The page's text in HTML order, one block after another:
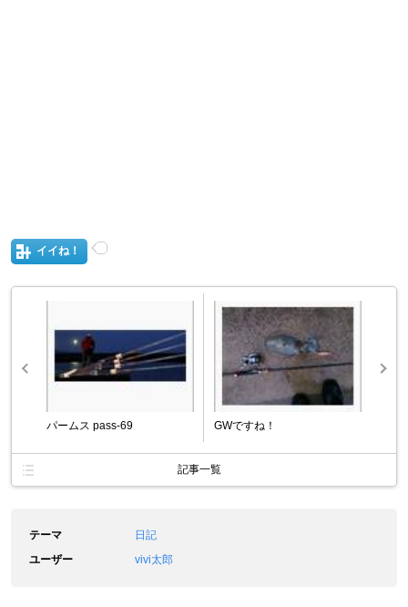
イイね！
パームス pass-69 GWですね！
記事一覧
テーマ
日記
ユーザー
vivi太郎